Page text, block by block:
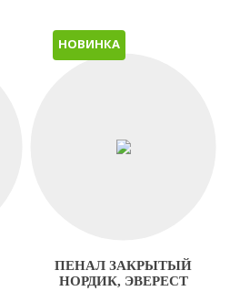
НОВИНКА
ПЕНАЛ ЗАКРЫТЫЙ
НОРДИК, ЭВЕРЕСТ